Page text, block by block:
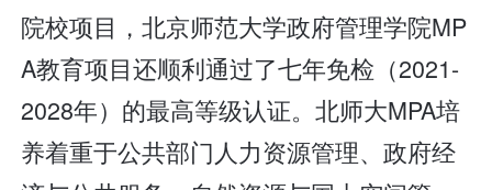
院校项目，北京师范大学政府管理学院MP
A教育项目还顺利通过了七年免检（2021-
2028年）的最高等级认证。北师大MPA培
养着重于公共部门人力资源管理、政府经